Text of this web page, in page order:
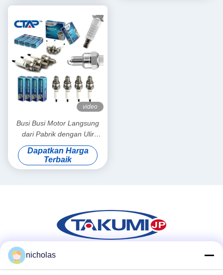
video
Busi Busi Motor Langsung
dari Pabrik dengan Ulir
M10*1 Jangkauan 12.7 mm
dan Hex 16 mm untuk Grosir
Dapatkan Harga
Terbaik
nicholas